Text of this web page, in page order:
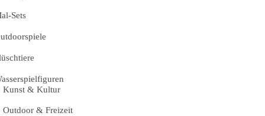
Sets
Kunst & Kultur
Outdoor & Freizeit